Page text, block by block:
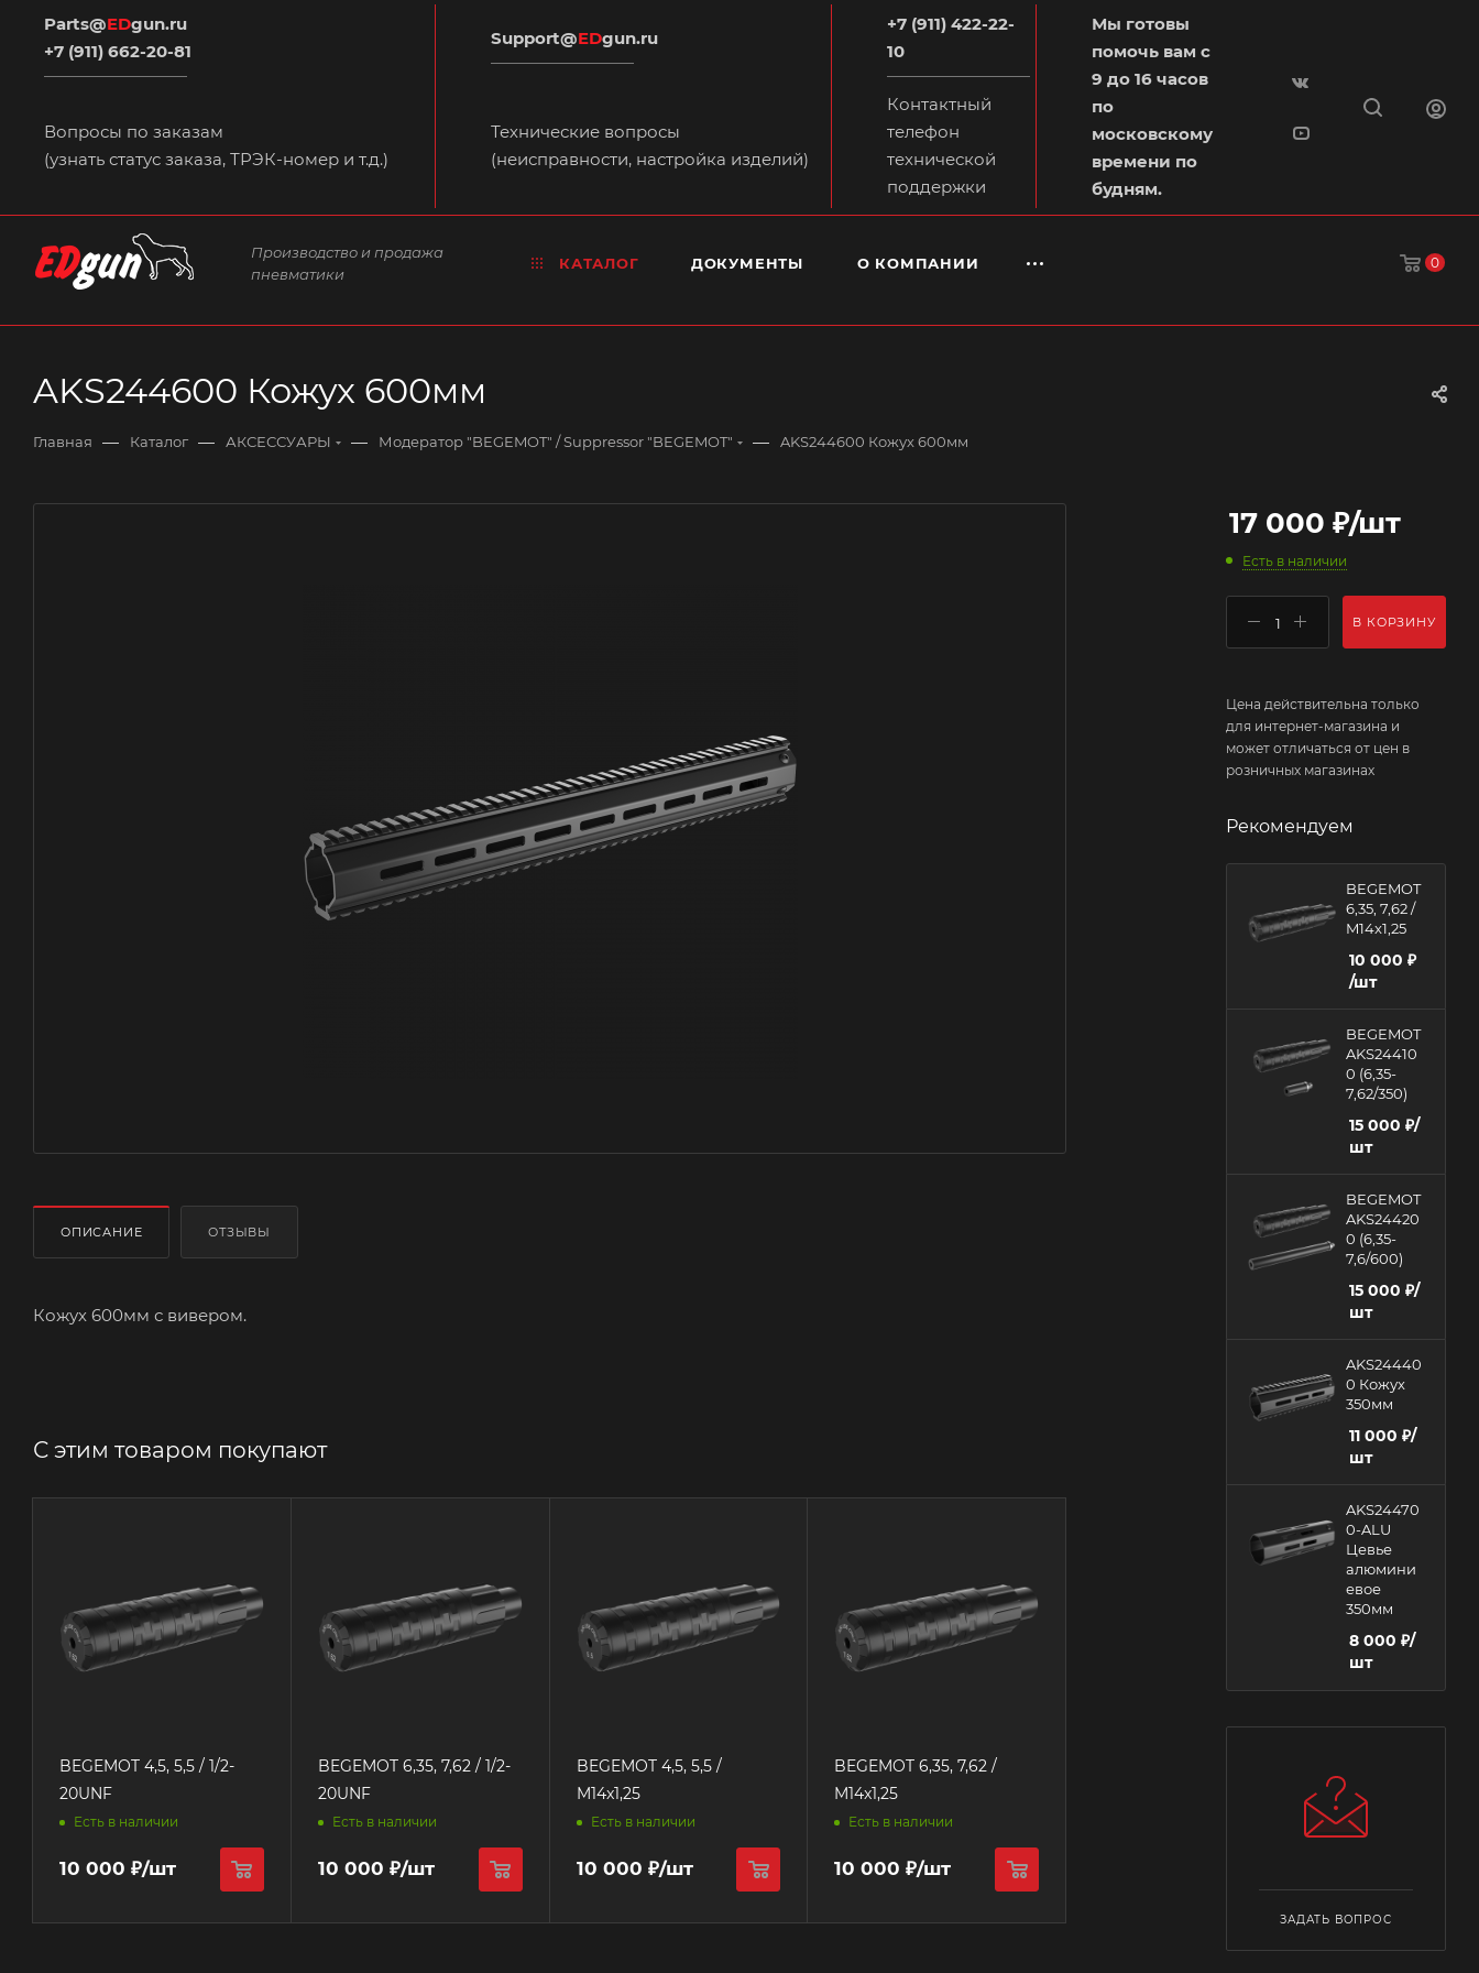
Parts@EDgun.ru
+7 (911) 662-20-81
Support@EDgun.ru
+7 (911) 422-22-
10
Мы готовы
помочь вам с
9 до 16 часов
по
московскому
времени по
будням.
Вопросы по заказам
(узнать статус заказа, ТРЭК-номер и т.д.)
Технические вопросы
(неисправности, настройка изделий)
Контактный
телефон
технической
поддержки
Производство и продажа
пневматики
0
КАТАЛОГ ДОКУМЕНТЫ О КОМПАНИИ
AKS244600 Кожух 600мм
Главная — Каталог — АКСЕССУАРЫ — Модератор "BEGEMOT" / Suppressor "BEGEMOT" — AKS244600 Кожух 600мм
ОПИСАНИЕ ОТЗЫВЫ
Кожух 600мм с вивером.
С этим товаром покупают
BEGEMOT 4,5, 5,5 / 1/2-
20UNF
Есть в наличии
10 000 ₽/шт
BEGEMOT 6,35, 7,62 / 1/2-
20UNF
Есть в наличии
10 000 ₽/шт
BEGEMOT 4,5, 5,5 /
M14x1,25
Есть в наличии
10 000 ₽/шт
BEGEMOT 6,35, 7,62 /
M14x1,25
Есть в наличии
10 000 ₽/шт
17 000 ₽/шт
Есть в наличии
В КОРЗИНУ
Цена действительна только
для интернет-магазина и
может отличаться от цен в
розничных магазинах
Рекомендуем
BEGEMOT
6,35, 7,62 /
M14x1,25
10 000 ₽
/шт
BEGEMOT
AKS24410
0 (6,35-
7,62/350)
15 000 ₽/
шт
BEGEMOT
AKS24420
0 (6,35-
7,6/600)
15 000 ₽/
шт
AKS24440
0 Кожух
350мм
11 000 ₽/
шт
AKS24470
0-ALU
Цевье
алюмини
евое
350мм
8 000 ₽/
шт
ЗАДАТЬ ВОПРОС